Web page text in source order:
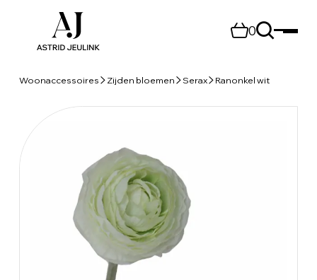
0
Woonaccessoires Zijden bloemen Serax Ranonkel wit